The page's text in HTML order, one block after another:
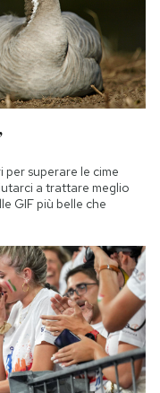
superare le cime
a trattare meglio
GIF più belle che